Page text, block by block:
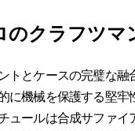
のクラフツマ
トとケースの完璧な
に機械を保護する堅牢
ュールは合成サファ